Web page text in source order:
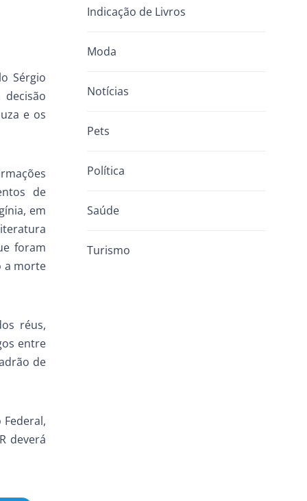
Sérgio
e os
de
em
foram
a morte
réus,
entre
de
deverá
Indicação de Livros
Moda
Notícias
Pets
Política
Saúde
Turismo